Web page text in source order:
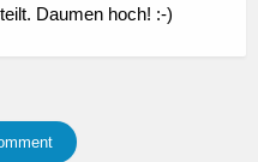
Daumen hoch! :-)